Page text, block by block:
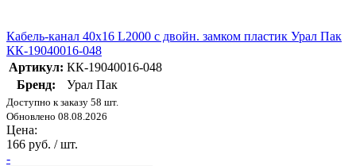
Кабель-канал 40х16 L2000 с двойн. замком пластик Урал Пак
КК-19040016-048
Артикул: КК-19040016-048
Бренд:
Урал Пак
Доступно к заказу 58 шт.
Обновлено 08.08.2026
Цена:
166 руб. / шт.
-